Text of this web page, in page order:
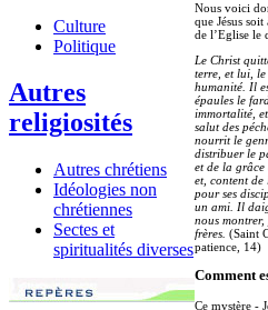
Culture
Politique
Autres
religiosités
Autres chrétiens
Idéologies non
chrétiennes
Sectes et
spiritualités diverses
Nous voici
que Jésus
de l’Eglise le
Le Christ
terre, et lui,
humanité. Il
épaules le
immortalité,
salut des
nourrit le
distribuer le
et de la grâce
et, content
pour ses
un ami. Il
nous montrer,
frères. (Saint
patience, 14)
Comment
Ce mystère -